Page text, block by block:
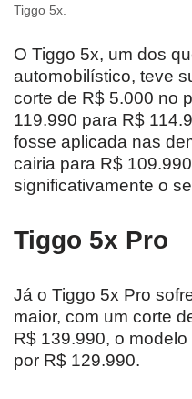
Tiggo 5x.
O Tiggo 5x, um dos
automobilístico, teve
corte de R$ 5.000 no
119.990 para R$
fosse aplicada nas
cairia para R$
significativamente o
Tiggo 5x Pro
Já o Tiggo 5x Pro
maior, com um corte
R$ 139.990, o
por R$ 129.990.